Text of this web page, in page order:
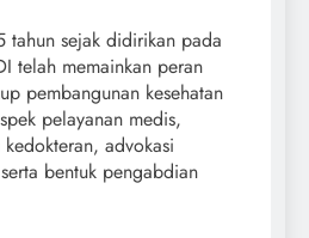
tahun sejak didirikan pada
telah memainkan peran
pembangunan kesehatan
pelayanan medis,
advokasi
bentuk pengabdian